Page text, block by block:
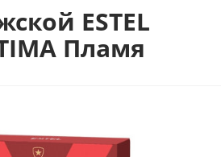
ESTEL
Пламя